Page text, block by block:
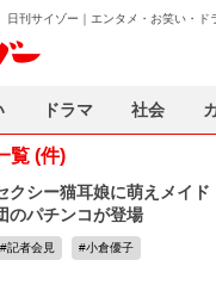
日刊サイゾー｜エンタメ・お笑い・ド
覧 (件)
クシー猫耳娘に萌えメイ
のパチンコが登場
記者会見 小倉優子
ドラマ 社会